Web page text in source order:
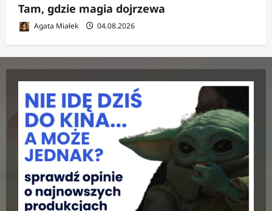
Tam, gdzie magia dojrzewa
Agata Miałek 04.08.2026